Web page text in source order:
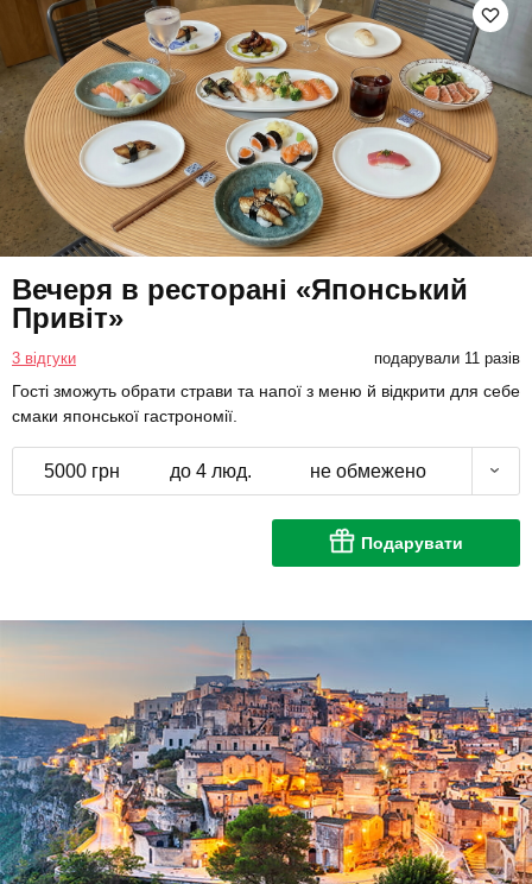
Вечеря в ресторані «Японський
Привіт»
3 відгуки подарували 11 разів
Гості зможуть обрати страви та напої з меню й відкрити для себе
смаки японської гастрономії.
5000 грн до 4 люд. не обмежено
Подарувати